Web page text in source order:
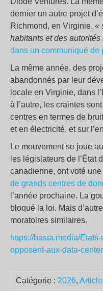
dernier un autre projet
Richmond, en Virginie, «
habitants et des autorités
dans un communiqué de
La même année, des
abandonnés par leur
locale en Virginie, dans
à l’autre, les craintes
centres en termes de
et en électricité, et sur
Le mouvement se joue
les législateurs de l’État
canadienne, ont voté
de grands centres de
l’année prochaine. La
bloqué la loi. Mais
moratoires similaires.
https://basta.media/
opposent-aux-data-
Catégorie : 2026,